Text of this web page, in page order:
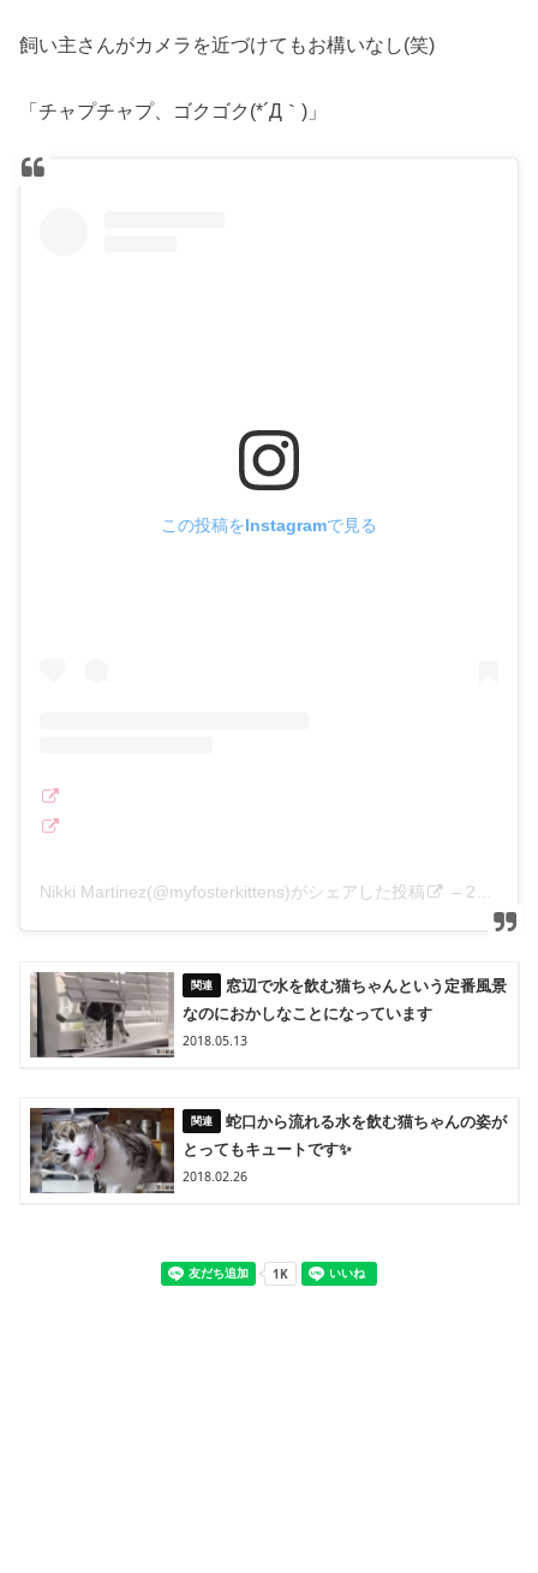
飼い主さんがカメラを近づけてもお構いなし(笑)
「チャプチャプ、ゴクゴク(*´Д｀)」
この投稿をInstagramで見る
Nikki Martinez(@myfosterkittens)がシェアした投稿 – 2019年10月月2日午後3時54分PDT
窓辺で水を飲む猫ちゃんという定番風景
なのにおかしなことになっています
2018.05.13
蛇口から流れる水を飲む猫ちゃんの姿が
とってもキュートです✨
2018.02.26